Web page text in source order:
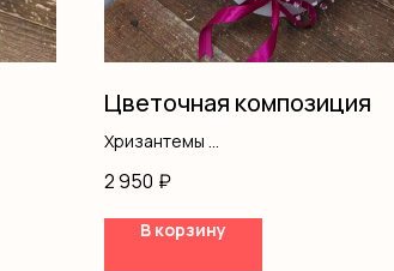
Цветочная композиция
Хризантемы
Кустовая роза
Оазис
Топпер
2 950 ₽
В корзину